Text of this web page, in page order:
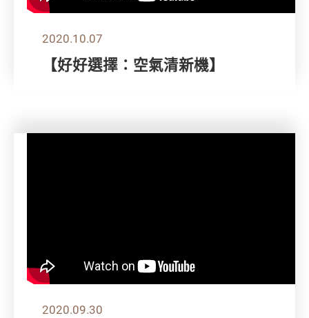
2020.10.07
【好好選擇：空氣清新機】
2020.09.30